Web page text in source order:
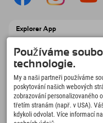
Explorer App
Explorer To Go s přehledem
seznamem míst, která chcete
přehledem restaurací a mnoha
Čas na chvilky objevitelů
166
Používáme
technologie.
My a naši partneři používáme
poskytování našich webových
zobrazování personalizovaného
třetím stranám (např. v USA).
kdykoli odvolat. Více informací